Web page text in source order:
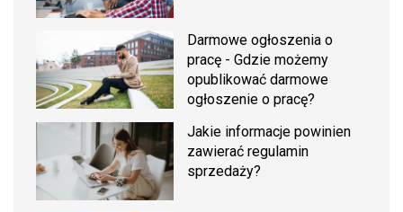
Darmowe ogłoszenia o
pracę - Gdzie możemy
opublikować darmowe
ogłoszenie o pracę?
Jakie informacje powinien
zawierać regulamin
sprzedaży?